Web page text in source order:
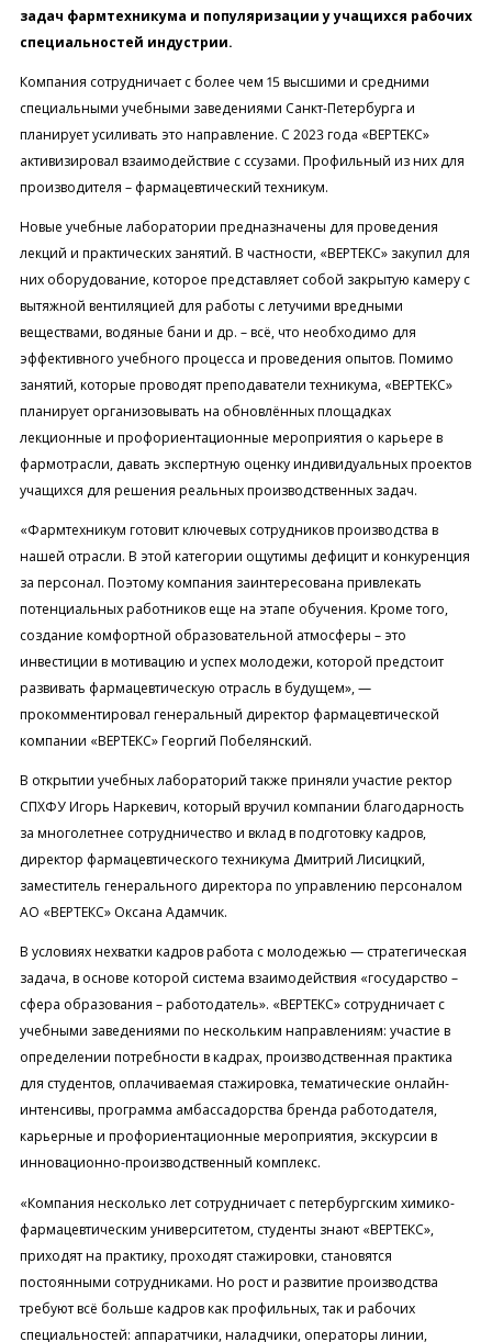
задач фармтехникума и популяризации у учащихся рабочих
специальностей индустрии.
Компания сотрудничает с более чем 15 высшими и средними
специальными учебными заведениями Санкт-Петербурга и
планирует усиливать это направление. С 2023 года «ВЕРТЕКС»
активизировал взаимодействие с ссузами. Профильный из них для
производителя – фармацевтический техникум.
Новые учебные лаборатории предназначены для проведения
лекций и практических занятий. В частности, «ВЕРТЕКС» закупил для
них оборудование, которое представляет собой закрытую камеру с
вытяжной вентиляцией для работы с летучими вредными
веществами, водяные бани и др. – всё, что необходимо для
эффективного учебного процесса и проведения опытов. Помимо
занятий, которые проводят преподаватели техникума, «ВЕРТЕКС»
планирует организовывать на обновлённых площадках
лекционные и профориентационные мероприятия о карьере в
фармотрасли, давать экспертную оценку индивидуальных проектов
учащихся для решения реальных производственных задач.
«Фармтехникум готовит ключевых сотрудников производства в
нашей отрасли. В этой категории ощутимы дефицит и конкуренция
за персонал. Поэтому компания заинтересована привлекать
потенциальных работников еще на этапе обучения. Кроме того,
создание комфортной образовательной атмосферы – это
инвестиции в мотивацию и успех молодежи, которой предстоит
развивать фармацевтическую отрасль в будущем», —
прокомментировал генеральный директор фармацевтической
компании «ВЕРТЕКС» Георгий Побелянский.
В открытии учебных лабораторий также приняли участие ректор
СПХФУ Игорь Наркевич, который вручил компании благодарность
за многолетнее сотрудничество и вклад в подготовку кадров,
директор фармацевтического техникума Дмитрий Лисицкий,
заместитель генерального директора по управлению персоналом
АО «ВЕРТЕКС» Оксана Адамчик.
В условиях нехватки кадров работа с молодежью — стратегическая
задача, в основе которой система взаимодействия «государство –
сфера образования – работодатель». «ВЕРТЕКС» сотрудничает с
учебными заведениями по нескольким направлениям: участие в
определении потребности в кадрах, производственная практика
для студентов, оплачиваемая стажировка, тематические онлайн-
интенсивы, программа амбассадорства бренда работодателя,
карьерные и профориентационные мероприятия, экскурсии в
инновационно-производственный комплекс.
«Компания несколько лет сотрудничает с петербургским химико-
фармацевтическим университетом, студенты знают «ВЕРТЕКС»,
приходят на практику, проходят стажировки, становятся
постоянными сотрудниками. Но рост и развитие производства
требуют всё больше кадров как профильных, так и рабочих
специальностей: аппаратчики, наладчики, операторы линии,